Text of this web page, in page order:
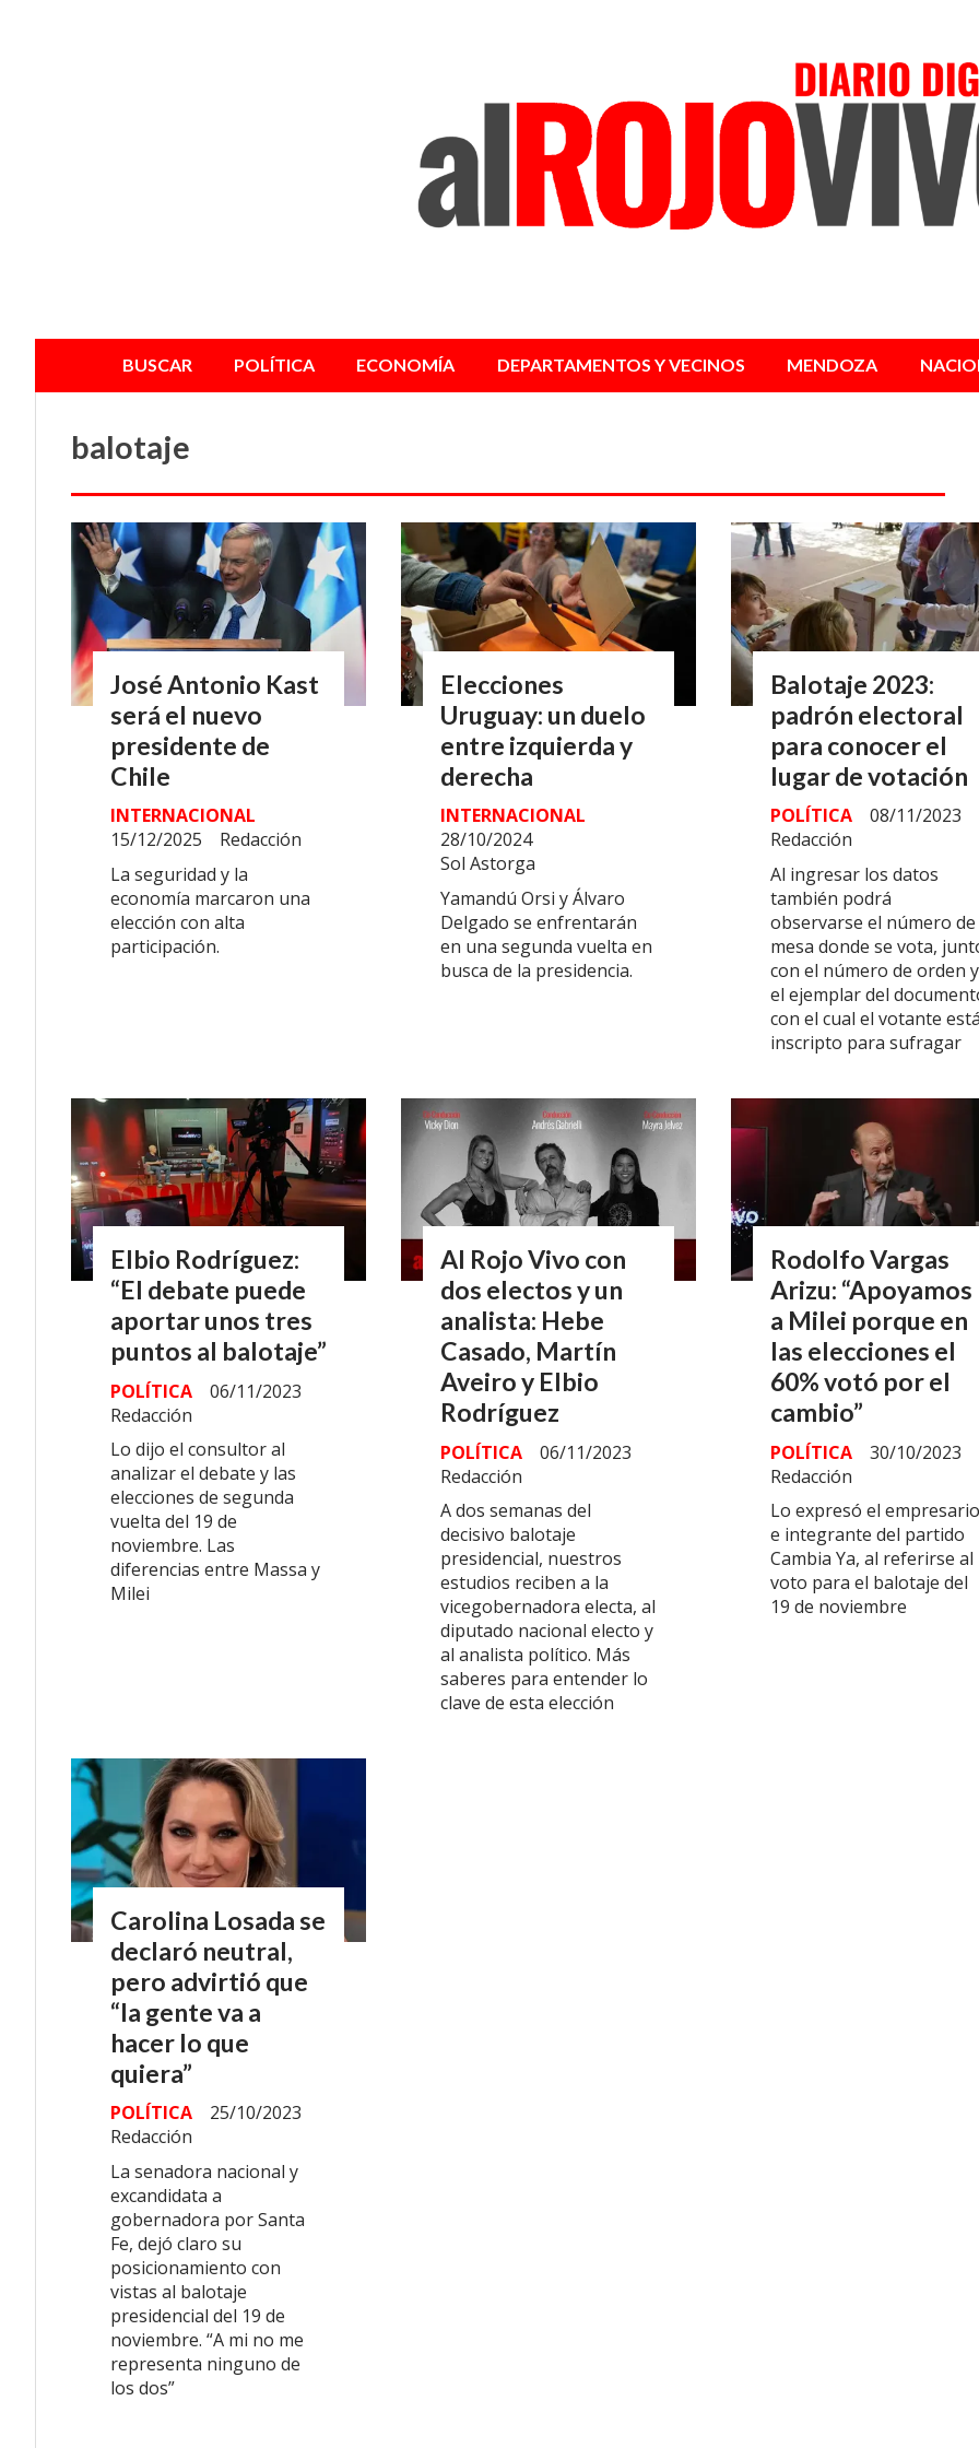
BUSCAR POLÍTICA ECONOMÍA DEPARTAMENTOS Y VECINOS MENDOZA
balotaje
José Antonio Kast
será el nuevo
presidente de
Chile
Redacción
INTERNACIONAL
15/12/2025
La seguridad y la
economía marcaron una
elección con alta
participación.
Elecciones
Uruguay: un duelo
entre izquierda y
derecha
Sol Astorga
INTERNACIONAL
28/10/2024
Yamandú Orsi y Álvaro
Delgado se enfrentarán
en una segunda vuelta en
busca de la presidencia.
Balotaje 2023:
padrón electoral
para conocer el
lugar de votación
Redacción
POLÍTICA 08/11/2023
Al ingresar los datos
también podrá
observarse el número de
mesa donde se vota,
con el número de orden y
el ejemplar del
con el cual el votante
inscripto para sufragar
Elbio Rodríguez:
“El debate puede
aportar unos tres
puntos al balotaje”
Redacción
POLÍTICA 06/11/2023
Lo dijo el consultor al
analizar el debate y las
elecciones de segunda
vuelta del 19 de
noviembre. Las
diferencias entre Massa y
Milei
Al Rojo Vivo con
dos electos y un
analista: Hebe
Casado, Martín
Aveiro y Elbio
Rodríguez
Redacción
POLÍTICA 06/11/2023
A dos semanas del
decisivo balotaje
presidencial, nuestros
estudios reciben a la
vicegobernadora electa, al
diputado nacional electo y
al analista político. Más
saberes para entender lo
clave de esta elección
Rodolfo Vargas
Arizu: “Apoyamos
a Milei porque en
las elecciones el
60% votó por el
cambio”
Redacción
POLÍTICA 30/10/2023
Lo expresó el empresario
e integrante del partido
Cambia Ya, al referirse al
voto para el balotaje del
19 de noviembre
Carolina Losada se
declaró neutral,
pero advirtió que
“la gente va a
hacer lo que
quiera”
Redacción
POLÍTICA 25/10/2023
La senadora nacional y
excandidata a
gobernadora por Santa
Fe, dejó claro su
posicionamiento con
vistas al balotaje
presidencial del 19 de
noviembre. “A mi no me
representa ninguno de
los dos”